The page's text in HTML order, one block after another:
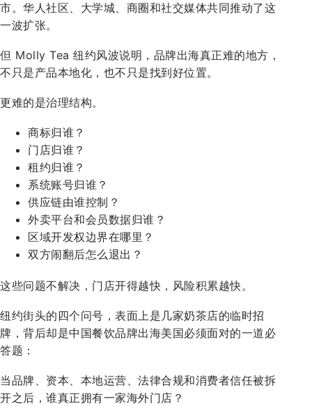
市。华人社区、大学城、商圈和社交媒体共同推动了这
一波扩张。
但 Molly Tea 纽约风波说明，品牌出海真正难的地方，
不只是产品本地化，也不只是找到好位置。
更难的是治理结构。
商标归谁？
门店归谁？
租约归谁？
系统账号归谁？
供应链由谁控制？
外卖平台和会员数据归谁？
区域开发权边界在哪里？
双方闹翻后怎么退出？
这些问题不解决，门店开得越快，风险积累越快。
纽约街头的四个问号，表面上是几家奶茶店的临时招
牌，背后却是中国餐饮品牌出海美国必须面对的一道必
答题：
当品牌、资本、本地运营、法律合规和消费者信任被拆
开之后，谁真正拥有一家海外门店？